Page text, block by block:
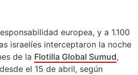
europea, y a 1.100
israelíes interceptaron la noche
de la Flotilla Global Sumud,
el 15 de abril, según